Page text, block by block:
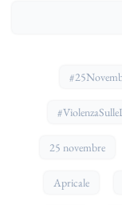
25 novembre
Apricale